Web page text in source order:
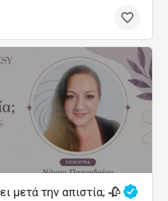
μετά την απιστία; 🥀